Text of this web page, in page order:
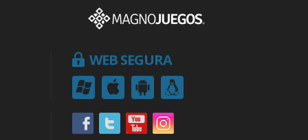
WEB SEGURA